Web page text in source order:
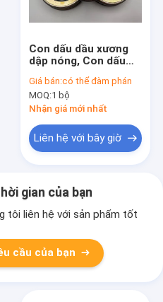
Con dấu dầu xương
dập nóng, Con dấu
706-7G-11291
Giá bán:có thể đàm phán
MOQ:1 bộ
Nhận giá mới nhất
Liên hệ với bây giờ
gian của bạn
tôi liên hệ với sản phẩm tốt
cầu của bạn